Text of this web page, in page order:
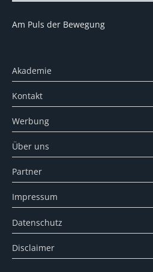
Am Puls der Bewegung
Akademie
Kontakt
Werbung
Über uns
Partner
Impressum
Datenschutz
Disclaimer